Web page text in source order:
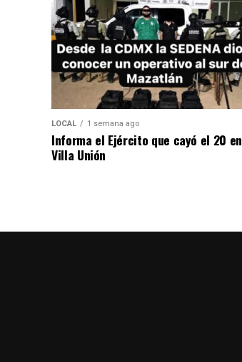
LOCAL 1 semana ago
Informa el Ejército que cayó el 20 en
Villa Unión